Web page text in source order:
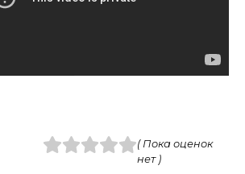
( Пока оценок
нет )